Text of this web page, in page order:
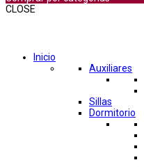
CLOSE
Inicio
Auxiliares
Sillas
Dormitorio